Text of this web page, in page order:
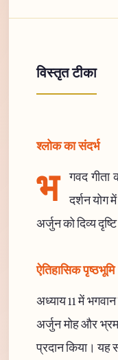
विस्तृत टीका
श्लोक का संदर्भ
भ
गवद गीता
दर्शन योग
अर्जुन को दिव्य
ऐतिहासिक पृष्ठभूमि
अध्याय 11 में
अर्जुन मोह और भ्रम
प्रदान किया। यह